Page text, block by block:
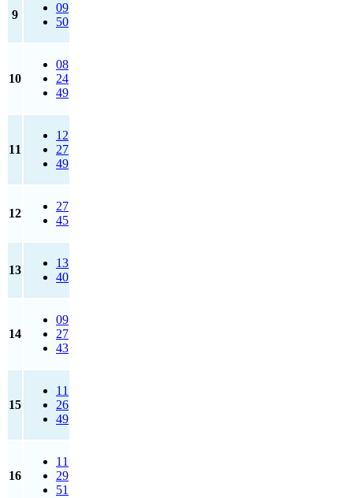
9
09
50
10
08
24
49
11
12
27
49
12
27
45
13
13
40
14
09
27
43
15
11
26
49
16
11
29
51